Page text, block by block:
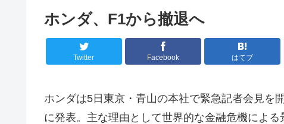
ホンダ、F1から撤退へ
Twitter Facebook はてブ
ホンダは5日東京・青山の本社で緊急記者会見を
に発表。主な理由として世界的な金融危機によ